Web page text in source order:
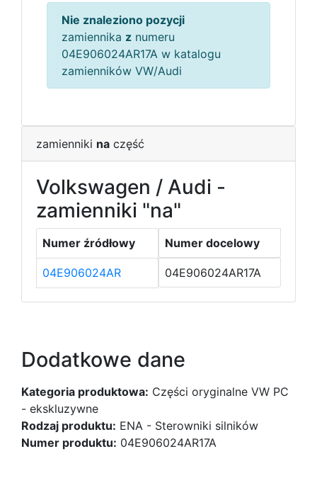
Nie znaleziono pozycji
zamiennika z numeru
04E906024AR17A w katalogu
zamienników VW/Audi
zamienniki na część
Volkswagen / Audi -
zamienniki "na"
Numer źródłowy Numer docelowy
04E906024AR 04E906024AR17A
Dodatkowe dane
Kategoria produktowa: Części oryginalne VW PC
- ekskluzywne
Rodzaj produktu: ENA - Sterowniki silników
Numer produktu: 04E906024AR17A